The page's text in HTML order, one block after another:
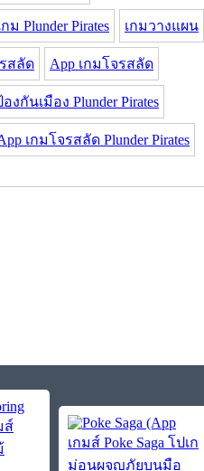
Plunder Pirates เกมวางแผน
สลัด App เกมโจรสลัด
งกันเมือง Plunder Pirates
เกมโจรสลัด Plunder Pirates